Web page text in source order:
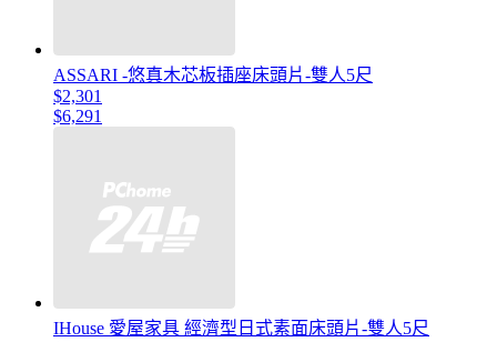
ASSARI -悠真木芯板插座床頭片-雙人5尺
$2,301
$6,291
IHouse 愛屋家具 經濟型日式素面床頭片-雙人5尺